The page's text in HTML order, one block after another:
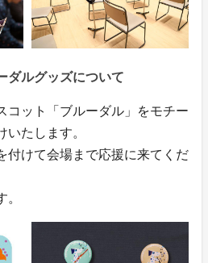
ルグッズについて
コット「ブルーダル」をモチー
いたします。
付けて会場まで応援に来てくだ